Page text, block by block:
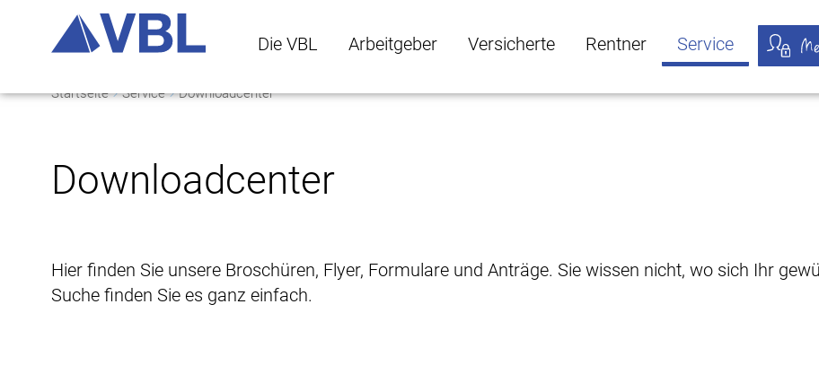
Die VBL Arbeitgeber Versicherte Rentner Service
Startseite Service Downloadcenter
Downloadcenter
Hier finden Sie unsere Broschüren, Flyer, Formulare und Anträge. Sie wissen nicht, wo sich Ihr
Suche finden Sie es ganz einfach.